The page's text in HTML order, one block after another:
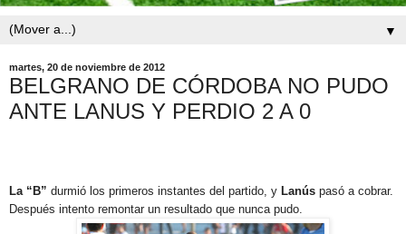
▼
martes, 20 de noviembre de 2012
BELGRANO DE CÓRDOBA NO PUDO
ANTE LANUS Y PERDIO 2 A 0
La “B” durmió los primeros instantes del partido, y Lanús pasó a cobrar.
Después intento remontar un resultado que nunca pudo.